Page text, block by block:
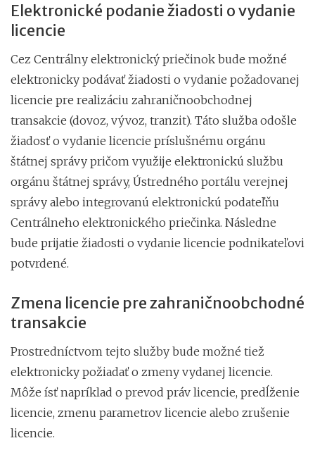
Elektronické podanie žiadosti o vydanie
licencie
Cez Centrálny elektronický priečinok bude možné
elektronicky podávať žiadosti o vydanie požadovanej
licencie pre realizáciu zahraničnoobchodnej
transakcie (dovoz, vývoz, tranzit). Táto služba odošle
žiadosť o vydanie licencie príslušnému orgánu
štátnej správy pričom využije elektronickú službu
orgánu štátnej správy, Ústredného portálu verejnej
správy alebo integrovanú elektronickú podateľňu
Centrálneho elektronického priečinka. Následne
bude prijatie žiadosti o vydanie licencie podnikateľovi
potvrdené.
Zmena licencie pre zahraničnoobchodné
transakcie
Prostredníctvom tejto služby bude možné tiež
elektronicky požiadať o zmeny vydanej licencie.
Môže ísť napríklad o prevod práv licencie, predĺženie
licencie, zmenu parametrov licencie alebo zrušenie
licencie.